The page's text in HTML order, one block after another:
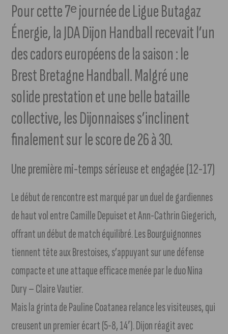
Pour cette 7ᵉ journée de Ligue Butagaz
Énergie, la JDA Dijon Handball recevait l’un
des cadors européens de la saison : le
Brest Bretagne Handball. Malgré une
solide prestation et une belle bataille
collective, les Dijonnaises s’inclinent
finalement sur le score de 26 à 30.
Une première mi-temps sérieuse et engagée (12-17)
Le début de rencontre est marqué par un duel de gardiennes
de haut vol entre Camille Depuiset et Ann-Cathrin Giegerich,
offrant un début de match équilibré. Les Bourguignonnes
tiennent tête aux Brestoises, s’appuyant sur une défense
compacte et une attaque efficace menée par le duo Nina
Dury – Claire Vautier.
Mais la grinta de Pauline Coatanea relance les visiteuses, qui
creusent un premier écart (5-8, 14′). Dijon réagit avec